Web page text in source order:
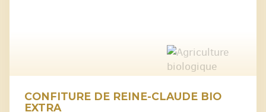
CONFITURE DE REINE-CLAUDE BIO
EXTRA